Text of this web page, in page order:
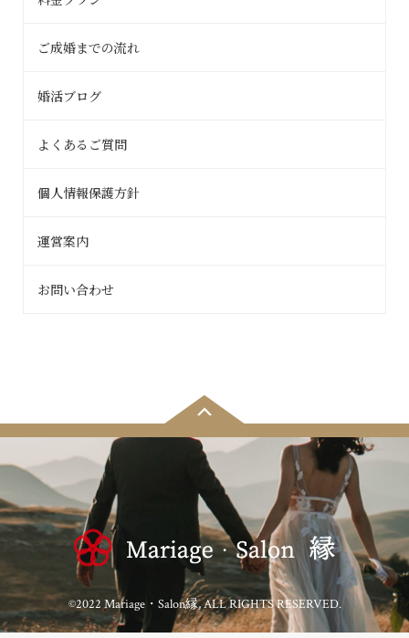
ご成婚までの流れ
婚活ブログ
よくあるご質問
個人情報保護方針
運営案内
お問い合わせ
©2022 Mariage・Salon縁, ALL RIGHTS RESERVED.